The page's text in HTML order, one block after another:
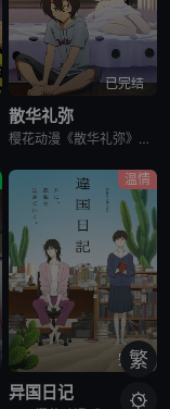
已完结
散华礼弥
樱花动漫《散华礼弥》又名Sankarea,僵尸哪有那么萌？(台),さんかれあ,散华礼弥，讲述了：散华礼弥（内田真礼 配音）本该是一个快乐活泼的女孩，可是与亡母过分想象的外貌激发了父亲散华团一郎（石冢运
温情
完结
异国日记
繁
